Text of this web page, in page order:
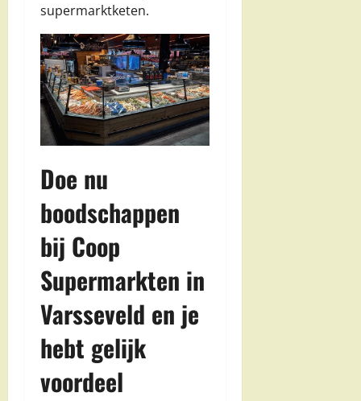
supermarktketen.
Doe nu
boodschappen
bij Coop
Supermarkten in
Varsseveld en je
hebt gelijk
voordeel